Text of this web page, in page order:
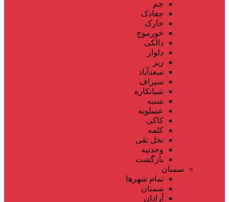
جم
چغادک
خارک
خورموج
دالکی
دلوار
ریز
سعدآباد
سیراف
شبانکاره
شنبه
عسلویه
کاکی
کلمه
نخل تقی
وحدتیه
بازگشت
سمنان
تمام شهر‌ها
سمنان
آرادان